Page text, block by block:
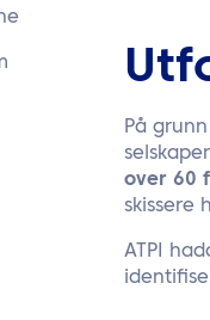
På
over 60
skissere
ATPI